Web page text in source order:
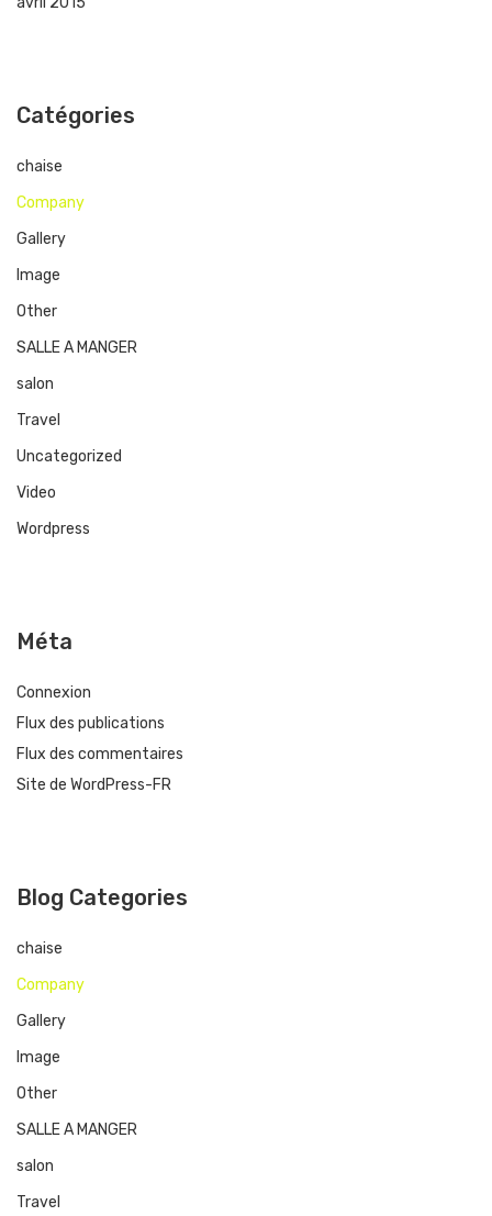
Catégories
chaise
Company
Gallery
Image
Other
SALLE A MANGER
salon
Travel
Uncategorized
Video
Wordpress
Méta
Connexion
Flux des publications
Flux des commentaires
Site de WordPress-FR
Blog Categories
chaise
Company
Gallery
Image
Other
SALLE A MANGER
salon
Travel